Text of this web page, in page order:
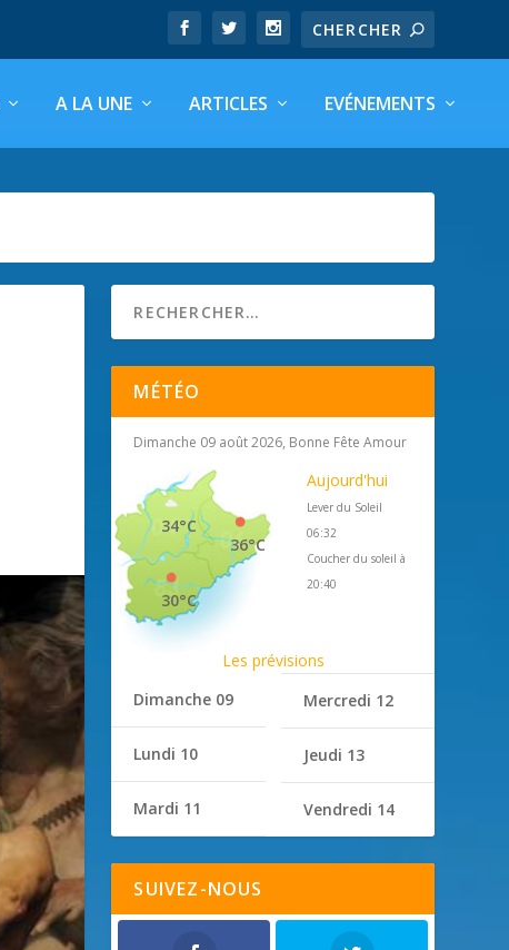
A LA UNE ARTICLES EVÉNEMENTS
MÉTÉO
Dimanche 09 août 2026, Bonne Fête Amour
36°C
34°C
30°C
Aujourd'hui
Lever du Soleil
06:32
Coucher du soleil à
20:40
Les prévisions
Dimanche 09
Lundi 10
Mardi 11
Mercredi 12
Jeudi 13
Vendredi 14
SUIVEZ-NOUS